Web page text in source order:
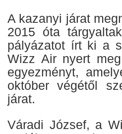
A kazanyi járat
2015 óta
pályázatot írt ki a
Wizz Air nyert
egyezményt,
október végétől
járat.
Váradi József, a